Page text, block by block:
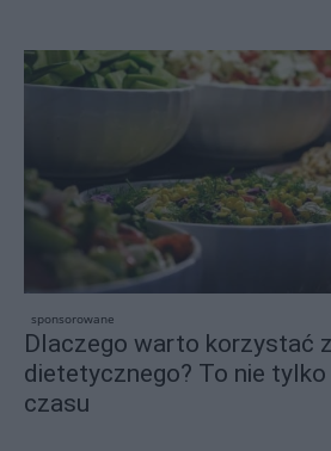
sponsorowane
Dlaczego warto korzystać
dietetycznego? To nie
czasu